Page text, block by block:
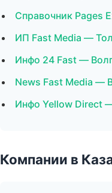
Справочник Pages
ИП Fast Media —
Инфо 24 Fast —
News Fast Media —
Инфо Yellow Direct
Компании в